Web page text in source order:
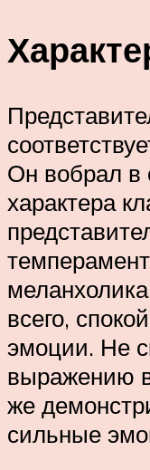
Он вобрал в
характера
всего,
эмоции. Не
выражению
же
сильные